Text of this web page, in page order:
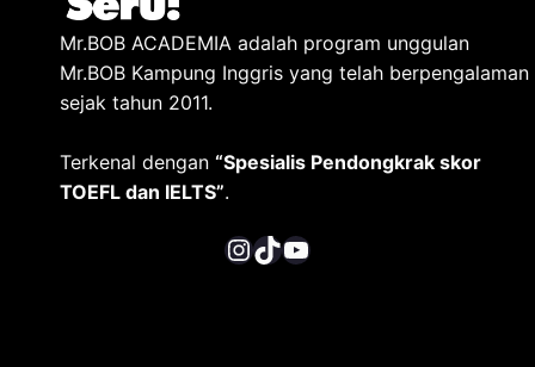
Mr.BOB ACADEMIA adalah program unggulan
Mr.BOB Kampung Inggris yang telah berpengalaman
sejak tahun 2011.
Terkenal dengan “Spesialis Pendongkrak skor
TOEFL dan IELTS”.
InstagramTikTok YouTube